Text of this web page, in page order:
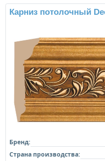
Карниз потолочный
Бренд:
Страна производства: